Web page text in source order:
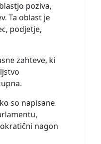
poziva,
Ta oblast je
podjetje,
zahteve, ki
so napisane
nagon